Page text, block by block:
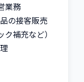
業務
の接客販売
補充など）